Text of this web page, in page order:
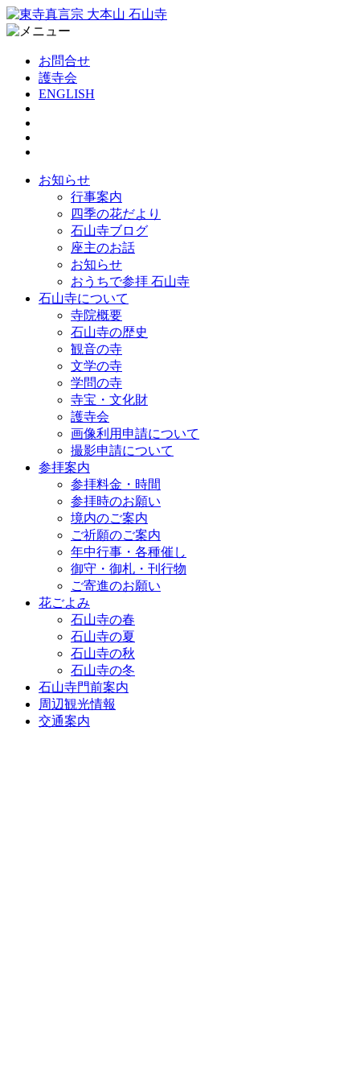
お問合せ
護寺会
ENGLISH
お知らせ
行事案内
四季の花だより
石山寺ブログ
座主のお話
お知らせ
おうちで参拝 石山寺
石山寺について
寺院概要
石山寺の歴史
観音の寺
文学の寺
学問の寺
寺宝・文化財
護寺会
画像利用申請について
撮影申請について
参拝案内
参拝料金・時間
参拝時のお願い
境内のご案内
ご祈願のご案内
年中行事・各種催し
御守・御札・刊行物
ご寄進のお願い
花ごよみ
石山寺の春
石山寺の夏
石山寺の秋
石山寺の冬
石山寺門前案内
周辺観光情報
交通案内